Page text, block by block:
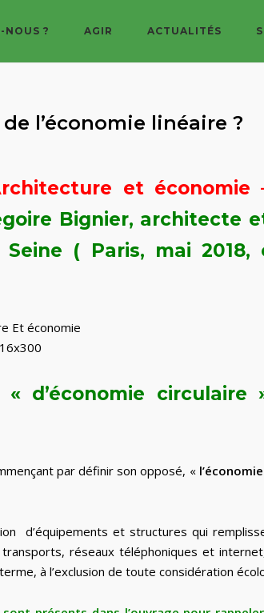
NOUS ? AGIR ACTUALITÉS
l’économie linéaire ?
et économie
Bignier, architecte
( Paris, mai 2018,
d’économie
par définir son opposé, «
d’équipements et structures qui
réseaux téléphoniques et
à l’exclusion de toute considération